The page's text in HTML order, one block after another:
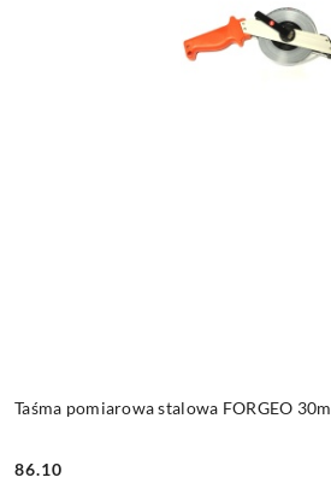
Taśma pomiarowa stalowa FORGEO 30m
Cena:
86.10